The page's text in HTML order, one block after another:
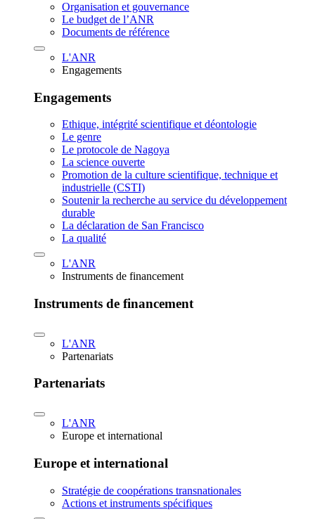
Organisation et gouvernance
Le budget de l’ANR
Documents de référence
L'ANR
Engagements
Engagements
Ethique, intégrité scientifique et déontologie
Le genre
Le protocole de Nagoya
La science ouverte
Promotion de la culture scientifique, technique et
industrielle (CSTI)
Soutenir la recherche au service du développement
durable
La déclaration de San Francisco
La qualité
L'ANR
Instruments de financement
Instruments de financement
L'ANR
Partenariats
Partenariats
L'ANR
Europe et international
Europe et international
Stratégie de coopérations transnationales
Actions et instruments spécifiques